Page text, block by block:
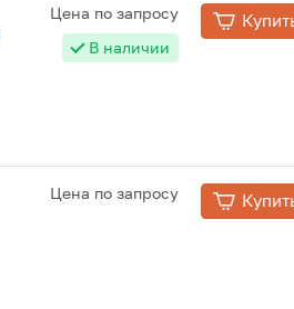
Цена по запросу
В наличии
Цена по запросу